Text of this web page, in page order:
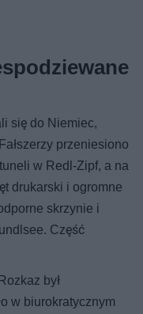
się do Niemiec,
przeniesiono
w Redl-Zipf, a na
drukarski i ogromne
skrzynie i
Część
był
w biurokratycznym